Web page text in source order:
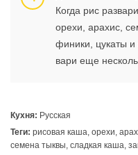
Когда рис
орехи, арахис,
финики, цукаты
вари еще
Кухня: Русская
Теги: рисовая каша, орехи,
семена тыквы, сладкая каша,